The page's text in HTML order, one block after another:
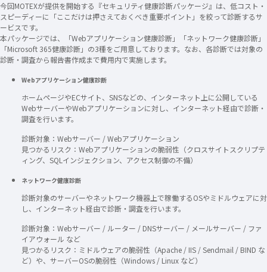
今回MOTEXが提供を開始する『セキュリティ健康診断パッケージ』は、低コスト・
スピーディーに「ここだけは押さえておくべき重要ポイント」を絞って診断するサ
ービスです。
本パッケージでは、「Webアプリケーション健康診断」「ネットワーク健康診断」
「Microsoft 365健康診断」の3種をご用意しております。なお、各診断では対象の
診断・調査から報告書作成まで費用内で実施します。
Webアプリケーション健康診断
ホームページやECサイト、SNSなどの、インターネット上に公開している
WebサーバーやWebアプリケーションに対し、インターネット経由で診断・
調査を行います。
診断対象：Webサーバー / Webアプリケーション
見つかるリスク：Webアプリケーションの脆弱性（クロスサイトスクリプテ
ィング、SQLインジェクション、アクセス制御の不備）
ネットワーク健康診断
診断対象のサーバーやネットワーク機器上で稼働するOSやミドルウェアに対
し、インターネット経由で診断・調査を行います。
診断対象：Webサーバー / ルーター / DNSサーバー / メールサーバー / ファ
イアウォール など
見つかるリスク：ミドルウェアの脆弱性（Apache / IIS / Sendmail / BIND な
ど）や、サーバーOSの脆弱性（Windows / Linux など）